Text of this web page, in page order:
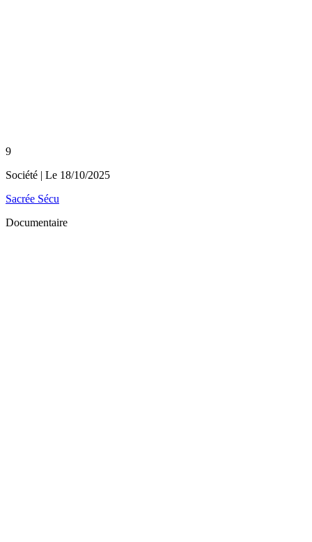
9
Société | Le 18/10/2025
Sacrée Sécu
Documentaire